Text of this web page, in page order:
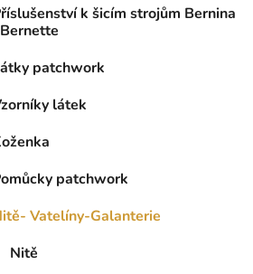
k šicím strojům Bernina
patchwork
látek
patchwork
Vatelíny-Galanterie
Nitě